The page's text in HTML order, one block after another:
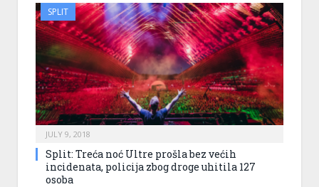
SPLIT
JULY 9, 2018
Split: Treća noć Ultre prošla bez većih
incidenata, policija zbog droge uhitila 127
osoba